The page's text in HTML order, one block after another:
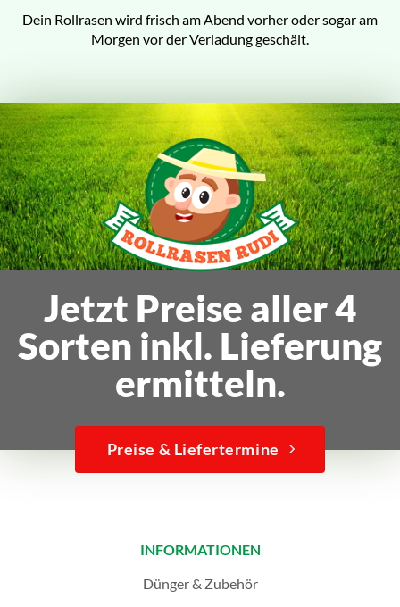
Dein Rollrasen wird frisch am Abend vorher oder sogar am
Morgen vor der Verladung geschält.
Jetzt Preise aller 4
Sorten inkl. Lieferung
ermitteln.
Preise & Liefertermine
INFORMATIONEN
Dünger & Zubehör